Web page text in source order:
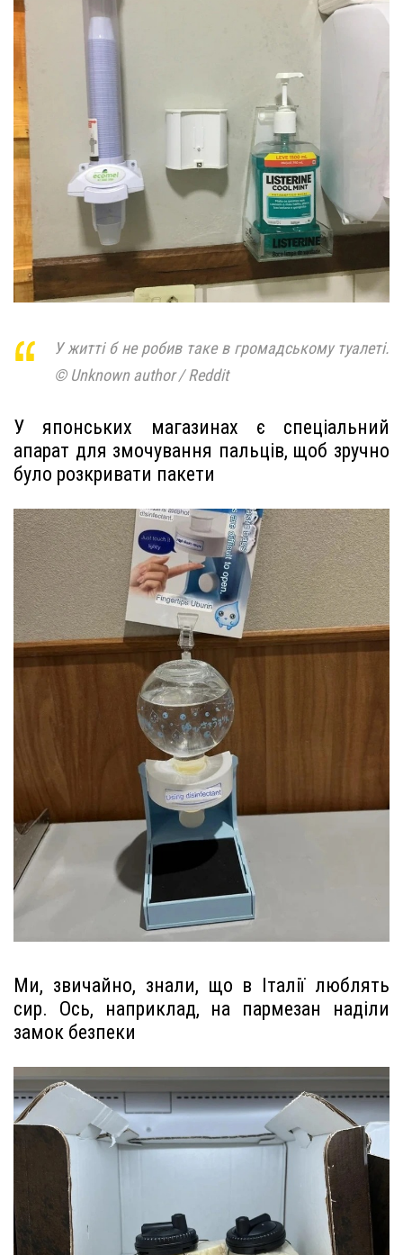
У житті б не робив таке в громадському туалеті.
© Unknown author / Reddit
У японських магазинах є спеціальний
апарат для змочування пальців, щоб зручно
було розкривати пакети
Ми, звичайно, знали, що в Італії люблять
сир. Ось, наприклад, на пармезан наділи
замок безпеки